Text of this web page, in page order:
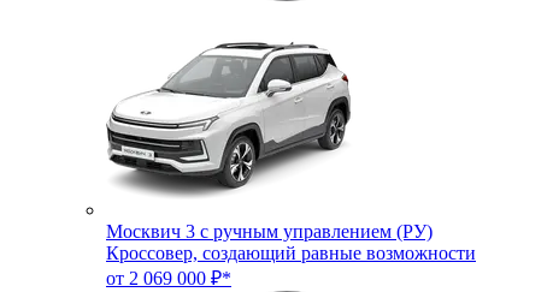
Москвич 3 с ручным управлением (РУ)
Кроссовер, создающий равные возможности
от 2 069 000 ₽*